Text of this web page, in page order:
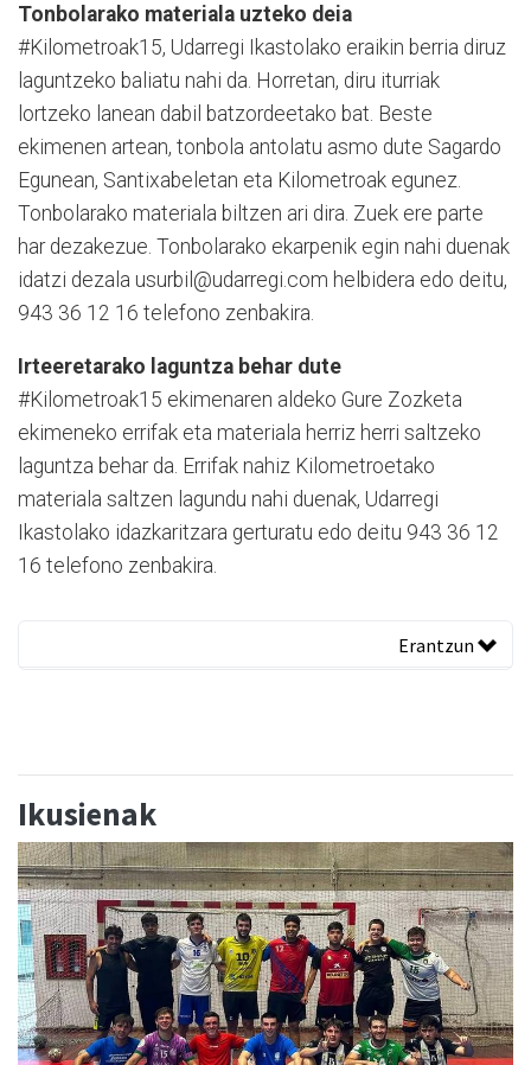
Tonbolarako materiala uzteko deia
#Kilometroak15, Udarregi Ikastolako eraikin berria diruz
laguntzeko baliatu nahi da. Horretan, diru iturriak
lortzeko lanean dabil batzordeetako bat. Beste
ekimenen artean, tonbola antolatu asmo dute Sagardo
Egunean, Santixabeletan eta Kilometroak egunez.
Tonbolarako materiala biltzen ari dira. Zuek ere parte
har dezakezue. Tonbolarako ekarpenik egin nahi duenak
idatzi dezala usurbil@udarregi.com helbidera edo deitu,
943 36 12 16 telefono zenbakira.
Irteeretarako laguntza behar dute
#Kilometroak15 ekimenaren aldeko Gure Zozketa
ekimeneko errifak eta materiala herriz herri saltzeko
laguntza behar da. Errifak nahiz Kilometroetako
materiala saltzen lagundu nahi duenak, Udarregi
Ikastolako idazkaritzara gerturatu edo deitu 943 36 12
16 telefono zenbakira.
Erantzun
Ikusienak